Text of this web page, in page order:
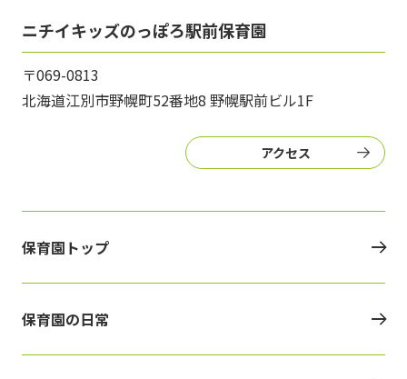
ニチイキッズのっぽろ駅前保育園
〒069-0813
北海道江別市野幌町52番地8 野幌駅前ビル1F
アクセス
保育園トップ
保育園の日常